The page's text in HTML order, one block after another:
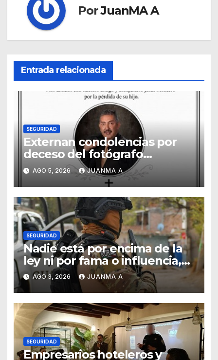
PorJuanMA A
Entrada relacionada
SEGURIDAD
Externan condolencias por
deceso del fotógrafo
Emmanuel Montero
AGO 5, 2026 JUANMA A
SEGURIDAD
Nadie está por encima de la
ley ni por fama o influencia,
afirmó titular de SSCG
AGO 3, 2026 JUANMA A
SEGURIDAD
Empresarios hoteleros y